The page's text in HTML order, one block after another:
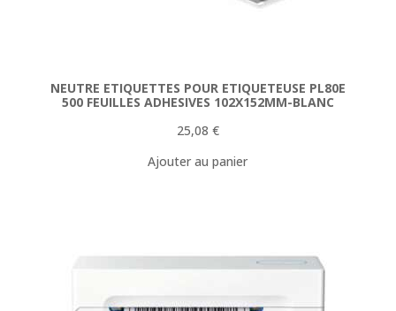
NEUTRE ETIQUETTES POUR ETIQUETEUSE PL80E
500 FEUILLES ADHESIVES 102X152MM-BLANC
25,08 €
Ajouter au panier